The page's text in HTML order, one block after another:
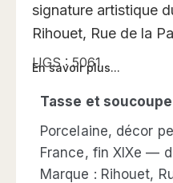
signature artistique
Rihouet, Rue de la
En savoir plus...
UGS :5061
Tasse et
Porcelaine, décor
France, fin XIXe —
Marque : Rihouet,